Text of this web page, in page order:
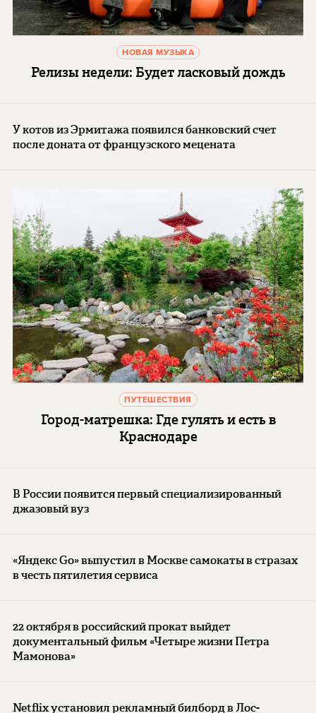
НОВАЯ МУЗЫКА
Релизы недели: Будет ласковый дождь
У котов из Эрмитажа появился банковский счет
после доната от французского мецената
ПУТЕШЕСТВИЯ
Город-матрешка: Где гулять и есть в
Краснодаре
В России появится первый специализированный
джазовый вуз
«Яндекс Go» выпустил в Москве самокаты в стразах
в честь пятилетия сервиса
22 октября в российский прокат выйдет
документальный фильм «Четыре жизни Петра
Мамонова»
Netflix установил рекламный билборд в Лос-